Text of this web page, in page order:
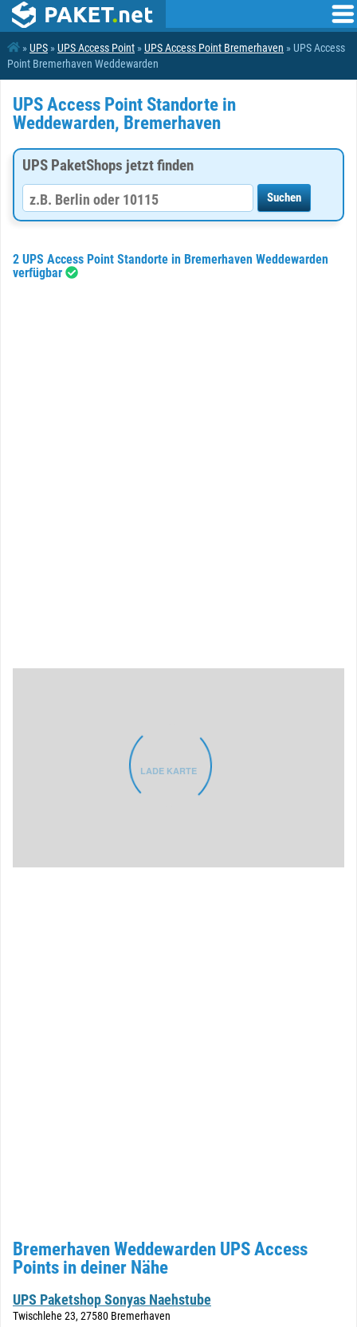
»UPS »UPS Access Point »UPS Access Point Bremerhaven » UPS Access
Point Bremerhaven Weddewarden
UPS Access Point Standorte in
Weddewarden, Bremerhaven
UPS PaketShops jetzt finden
2 UPS Access Point Standorte in Bremerhaven Weddewarden
verfügbar
LADE KARTE
Bremerhaven Weddewarden UPS Access
Points in deiner Nähe
UPS Paketshop Sonyas Naehstube
Twischlehe 23, 27580 Bremerhaven